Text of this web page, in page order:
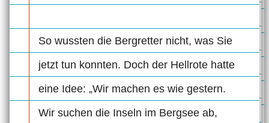
So wussten die Bergretter nicht, was Sie
jetzt tun konnten. Doch der Hellrote hatte
eine Idee: „Wir machen es wie gestern.
Wir suchen die Inseln im Bergsee ab,